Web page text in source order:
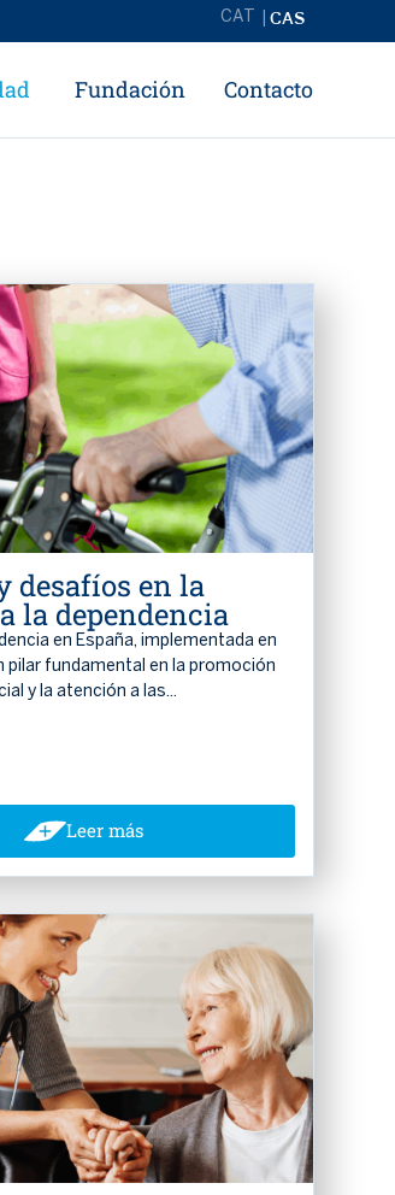
CAT CAS
Fundación Contacto
desafíos en la
la dependencia
en España, implementada en
pilar fundamental en la promoción
y la atención a las...
Leer más